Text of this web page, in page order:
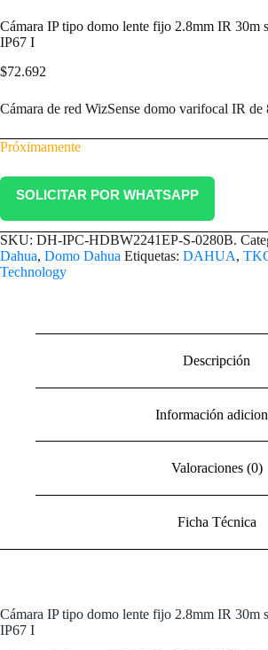
Cámara IP tipo domo lente fijo 2.8mm IR 30m
IP67 I
$72.692
Cámara de red WizSense domo varifocal IR de
Próximamente
SOLICITAR POR WHATSAPP
SKU: DH-IPC-HDBW2241EP-S-0280B.
Dahua, Domo Dahua Etiquetas: DAHUA,
Technology
Descripción
Información
Valoraciones (0)
Ficha Técnica
Cámara IP tipo domo lente fijo 2.8mm IR 30m
IP67 I